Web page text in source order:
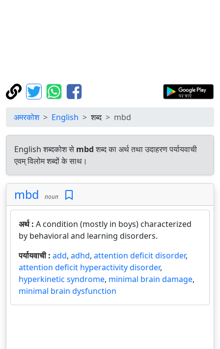
अमरकोश English शब्द mbd
English शब्दकोश से mbdशब्द का अर्थ तथा उदाहरण पर्यायवाची
एवम् विलोम शब्दों के साथ।
mbd noun
अर्थ : A condition (mostly in boys) characterized
by behavioral and learning disorders.
पर्यायवाची : add, adhd, attention deficit disorder,
attention deficit hyperactivity disorder,
hyperkinetic syndrome, minimal brain damage,
minimal brain dysfunction